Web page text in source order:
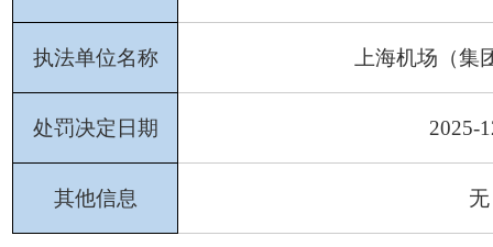
执法单位名称 上海机场（集
处罚决定日期 2025-
其他信息 无